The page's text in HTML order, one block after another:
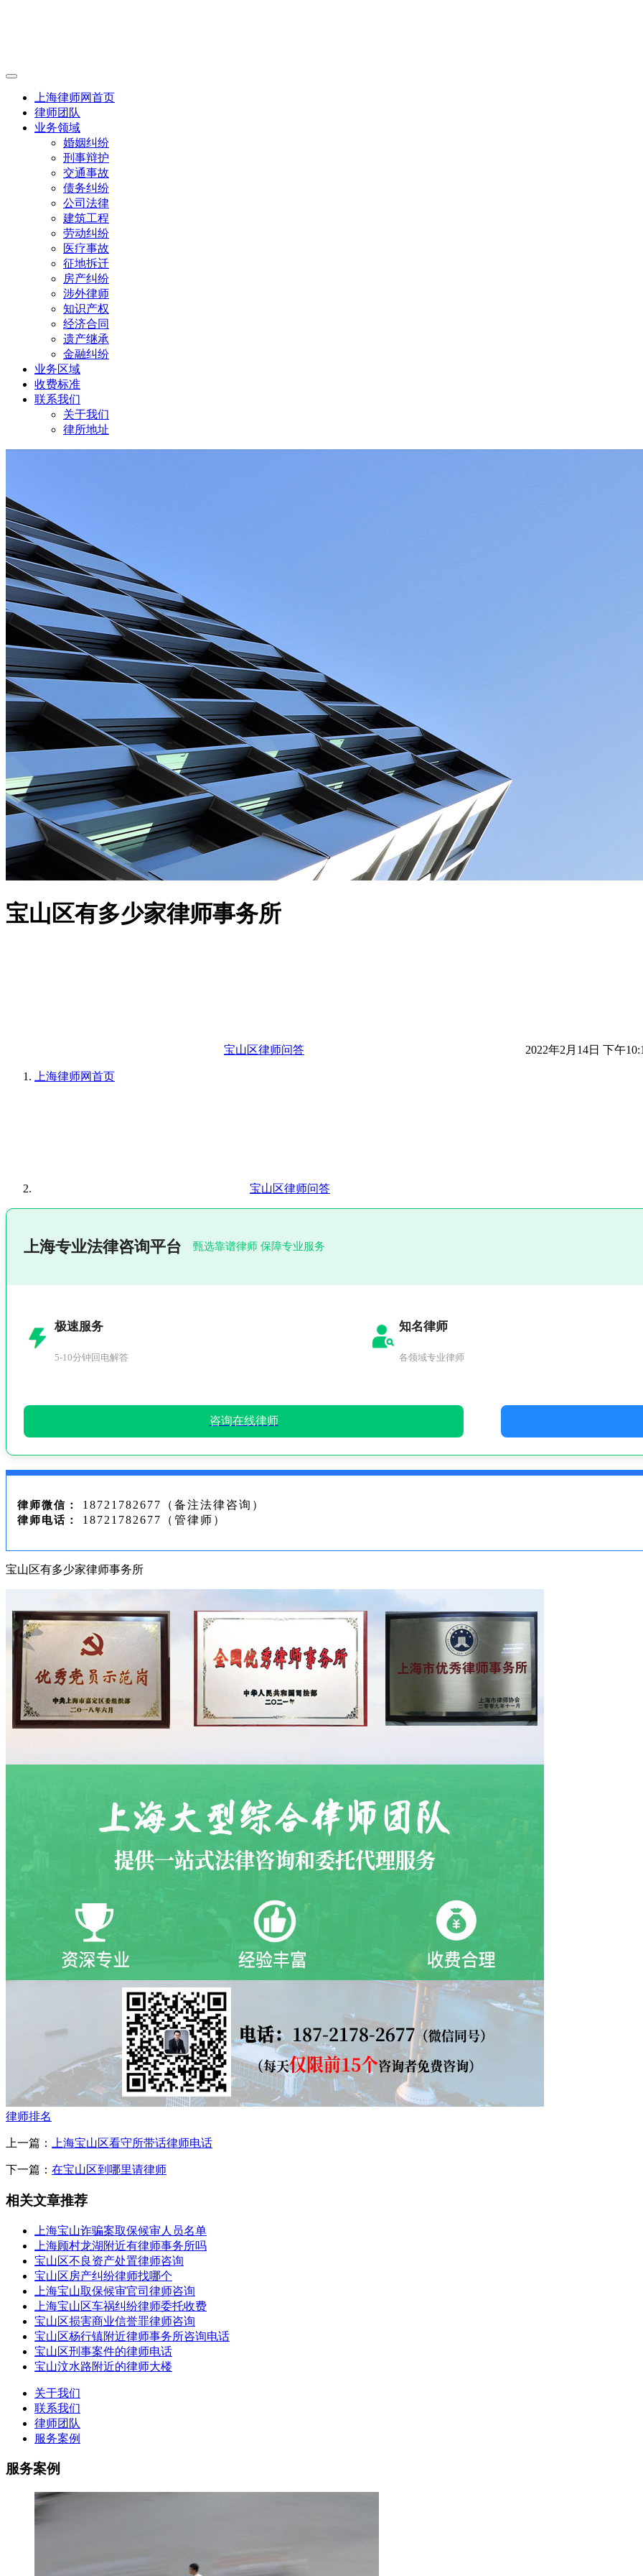
上海律师网首页
律师团队
业务领域
婚姻纠纷
刑事辩护
交通事故
债务纠纷
公司法律
建筑工程
劳动纠纷
医疗事故
征地拆迁
房产纠纷
涉外律师
知识产权
经济合同
遗产继承
金融纠纷
业务区域
收费标准
联系我们
关于我们
律所地址
宝山区有多少家律师事务所
宝山区律师问答 2022年2月14日 下午
上海律师网首页
宝山区律师问答
上海专业法律咨询平台 甄选靠谱律师 保障专业服务
极速服务
5-10分钟回电解答
知名律师
各领域专业律师
咨询在线律师
律师微信： 18721782677（备注法律咨询）
律师电话： 18721782677（管律师）
宝山区有多少家律师事务所
律师排名
上一篇： 上海宝山区看守所带话律师电话
下一篇： 在宝山区到哪里请律师
相关文章推荐
上海宝山诈骗案取保候审人员名单
上海顾村龙湖附近有律师事务所吗
宝山区不良资产处置律师咨询
宝山区房产纠纷律师找哪个
上海宝山取保候审官司律师咨询
上海宝山区车祸纠纷律师委托收费
宝山区损害商业信誉罪律师咨询
宝山区杨行镇附近律师事务所咨询电话
宝山区刑事案件的律师电话
宝山汶水路附近的律师大楼
关于我们
联系我们
律师团队
服务案例
服务案例